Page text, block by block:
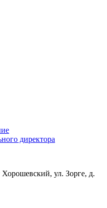
директора
ул. Зорге, д.